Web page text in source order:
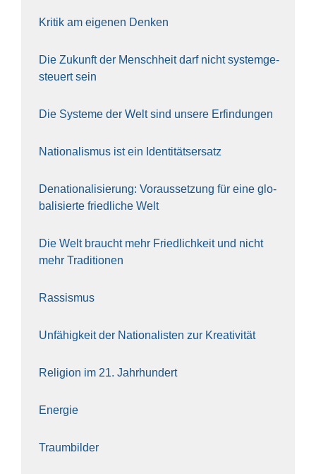
Kri­tik am eige­nen Den­ken
Die Zukunft der Mensch­heit darf nicht sys­tem­ge­
steu­ert sein
Die Sys­te­me der Welt sind unse­re Erfin­dun­gen
Natio­na­lis­mus ist ein Iden­ti­täts­er­satz
Dena­tio­na­li­sie­rung: Vor­aus­set­zung für eine glo­
ba­li­sier­te fried­li­che Welt
Die Welt braucht mehr Fried­lich­keit und nicht
mehr Tra­di­tio­nen
Ras­sis­mus
Unfä­hig­keit der Natio­na­lis­ten zur Krea­ti­vi­tät
Reli­gi­on im 21. Jahr­hun­dert
Ener­gie
Traum­bil­der